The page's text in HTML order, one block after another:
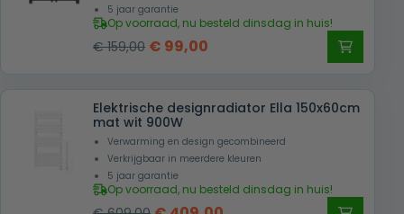
5 jaar garantie
Op voorraad, nu besteld dinsdag in huis!
€159,00 Oorspronkelijke
was:
€ 159,00.
€ 99,00
is:
€ 99,00.
Elektrische designradiator Ella 150x60cm
mat wit 900W
Verwarming en design gecombineerd
Verkrijgbaar in meerdere kleuren
5 jaar garantie
Op voorraad, nu besteld dinsdag in huis!